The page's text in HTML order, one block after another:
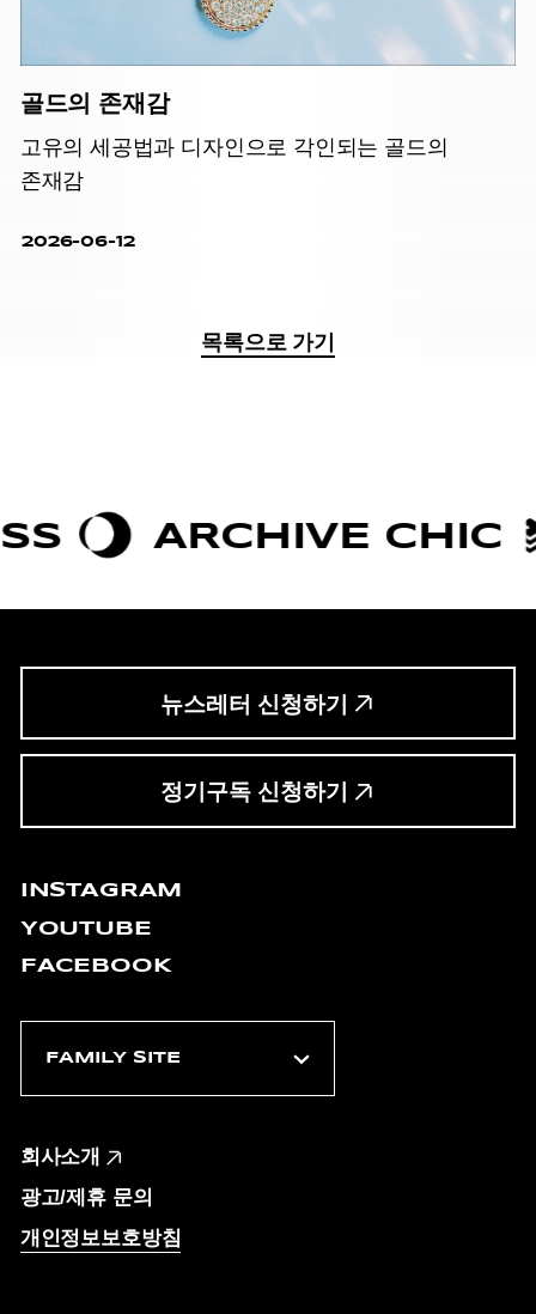
골드의 존재감
고유의 세공법과 디자인으로 각인되는 골드의
존재감
2026-06-12
목록으로 가기
ARCHIVE CHIC
뉴스레터 신청하기
정기구독 신청하기
INSTAGRAM
YOUTUBE
FACEBOOK
회사소개
광고/제휴 문의
개인정보보호방침